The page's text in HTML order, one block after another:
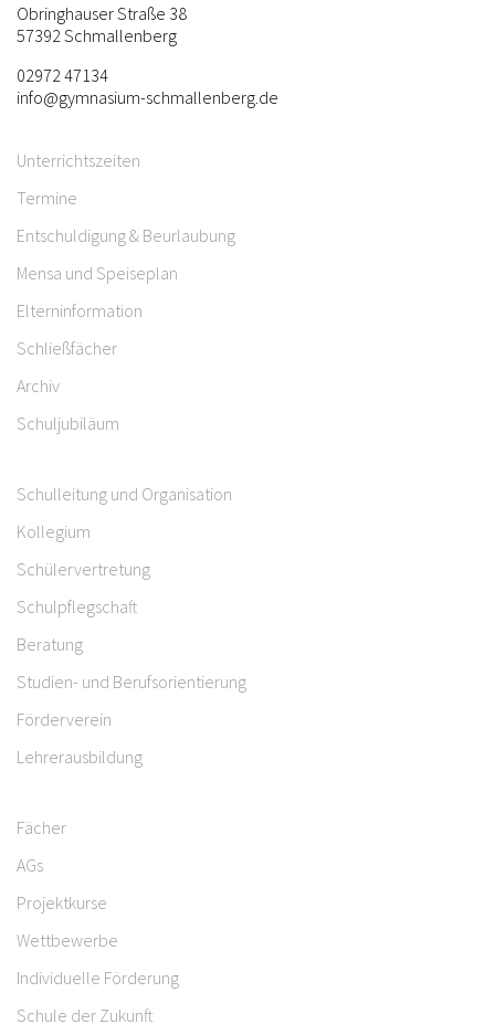
Obringhauser Straße 38
57392 Schmallenberg
02972 47134
info@gymnasium-schmallenberg.de
Unterrichtszeiten
Termine
Entschuldigung & Beurlaubung
Mensa und Speiseplan
Elterninformation
Schließfächer
Archiv
Schuljubiläum
Schulleitung und Organisation
Kollegium
Schülervertretung
Schulpflegschaft
Beratung
Studien- und Berufsorientierung
Förderverein
Lehrerausbildung
Fächer
AGs
Projektkurse
Wettbewerbe
Individuelle Förderung
Schule der Zukunft